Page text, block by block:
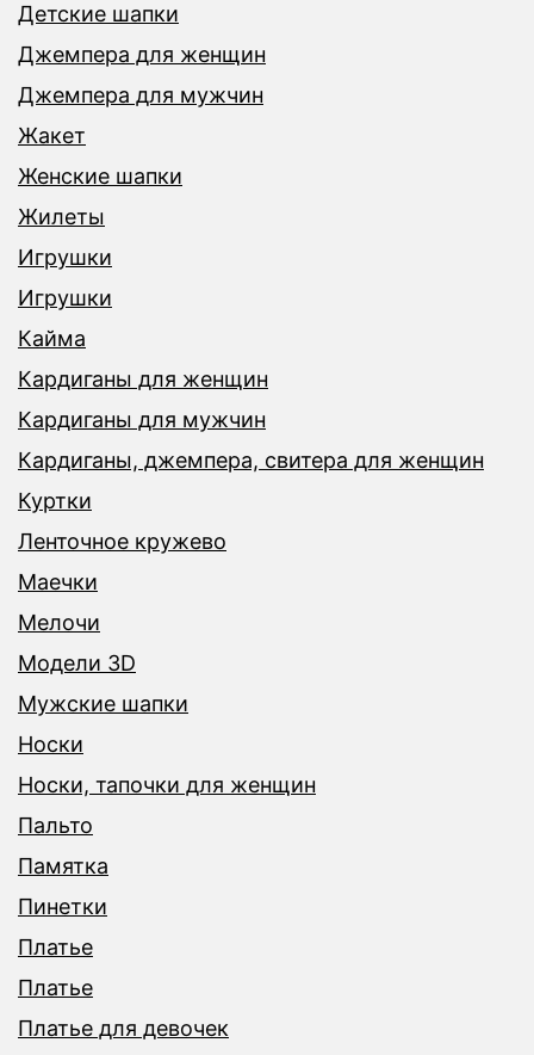
Детские шапки
Джемпера для женщин
Джемпера для мужчин
Жакет
Женские шапки
Жилеты
Игрушки
Игрушки
Кайма
Кардиганы для женщин
Кардиганы для мужчин
Кардиганы, джемпера, свитера для женщин
Куртки
Ленточное кружево
Маечки
Мелочи
Модели 3D
Мужские шапки
Носки
Носки, тапочки для женщин
Пальто
Памятка
Пинетки
Платье
Платье
Платье для девочек